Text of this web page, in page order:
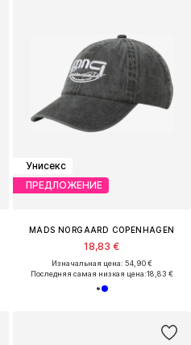
Унисекс
ПРЕДЛОЖЕНИЕ
MADS NORGAARD COPENHAGEN
18,83 €
Изначальная цена: 54,90 €
Последняя самая низкая цена:18,83 €